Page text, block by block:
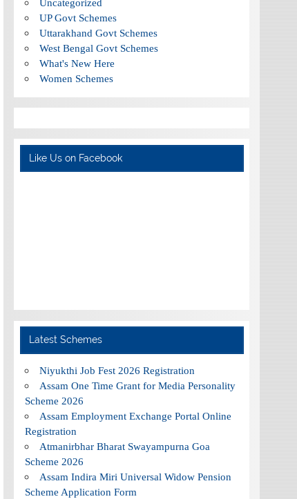
Uncategorized
UP Govt Schemes
Uttarakhand Govt Schemes
West Bengal Govt Schemes
What's New Here
Women Schemes
Like Us on Facebook
Latest Schemes
Niyukthi Job Fest 2026 Registration
Assam One Time Grant for Media Personality
Scheme 2026
Assam Employment Exchange Portal Online
Registration
Atmanirbhar Bharat Swayampurna Goa
Scheme 2026
Assam Indira Miri Universal Widow Pension
Scheme Application Form